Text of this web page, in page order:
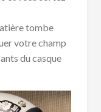
tombe
votre champ
du casque